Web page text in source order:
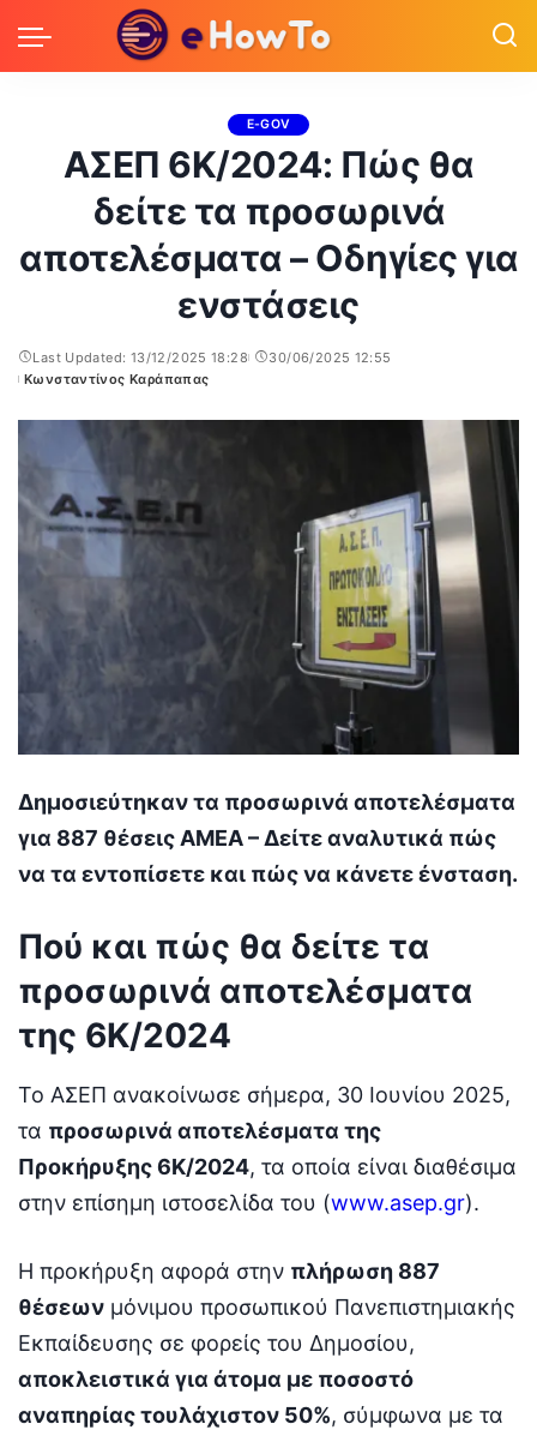
E-GOV
ΑΣΕΠ 6Κ/2024: Πώς θα
δείτε τα προσωρινά
αποτελέσματα – Οδηγίες για
ενστάσεις
Last Updated: 13/12/2025 18:28
30/06/2025 12:55
Posted
Κωνσταντίνος Καράπαπας
Δημοσιεύτηκαν τα προσωρινά αποτελέσματα
για 887 θέσεις ΑΜΕΑ – Δείτε αναλυτικά πώς
να τα εντοπίσετε και πώς να κάνετε ένσταση.
Πού και πώς θα δείτε τα
προσωρινά αποτελέσματα
της 6Κ/2024
Το ΑΣΕΠ ανακοίνωσε σήμερα, 30 Ιουνίου 2025,
τα προσωρινά αποτελέσματα της
Προκήρυξης 6Κ/2024, τα οποία είναι διαθέσιμα
στην επίσημη ιστοσελίδα του (www.asep.gr).
Η προκήρυξη αφορά στην πλήρωση 887
θέσεων μόνιμου προσωπικού Πανεπιστημιακής
Εκπαίδευσης σε φορείς του Δημοσίου,
αποκλειστικά για άτομα με ποσοστό
αναπηρίας τουλάχιστον 50%, σύμφωνα με τα